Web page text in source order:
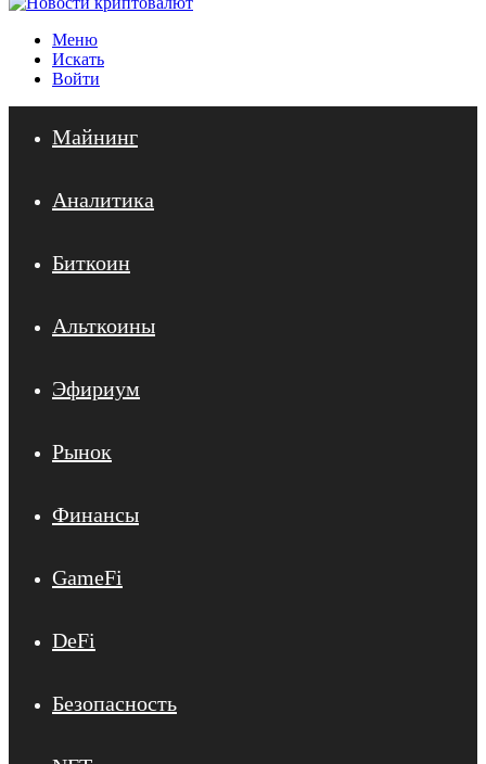
Меню
Искать
Войти
Майнинг
Аналитика
Биткоин
Альткоины
Эфириум
Рынок
Финансы
GameFi
DeFi
Безопасность